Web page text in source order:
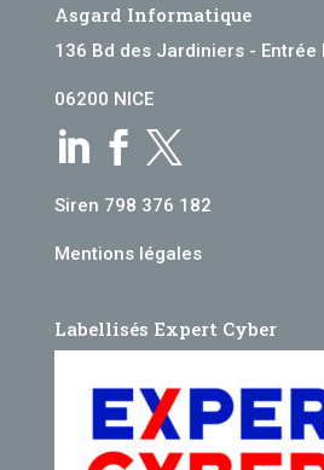
Asgard Informatique
136 Bd des Jardiniers - Entrée
06200 NICE
  
Siren 798 376 182
Mentions légales
Labellisés Expert Cyber